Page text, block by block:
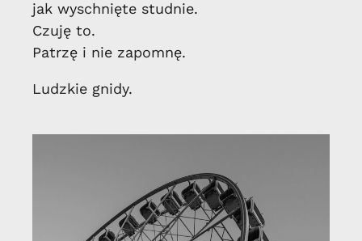
jak wyschnięte studnie.
Czuję to.
Patrzę i nie zapomnę.
Ludzkie gnidy.